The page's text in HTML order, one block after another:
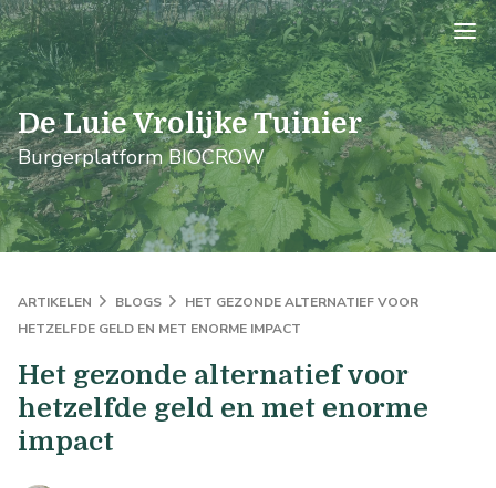
logo
De Luie Vrolijke Tuinier
Burgerplatform BIOCROW
ARTIKELEN BLOGS
HET GEZONDE ALTERNATIEF VOOR
HETZELFDE GELD EN MET ENORME IMPACT
Het gezonde alternatief voor
hetzelfde geld en met enorme
impact